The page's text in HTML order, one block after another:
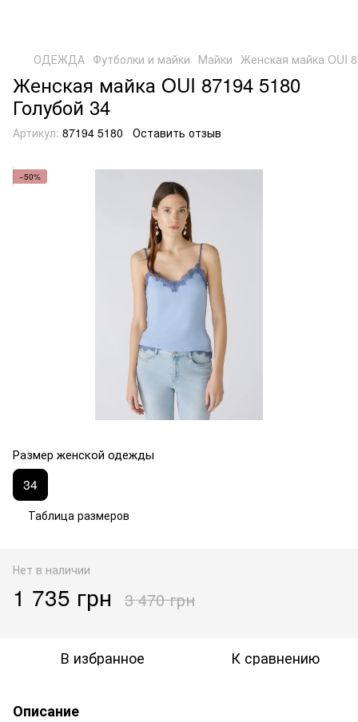
ОДЕЖДА Футболки и майки Майки Женская майка OUI
Женская майка OUI 87194 5180
Голубой 34
Артикул: 87194 5180 Оставить отзыв
−50%
Размер женской одежды
34
Таблица размеров
Нет в наличии
1 735 грн 3 470 грн
В избранное К сравнению
Описание